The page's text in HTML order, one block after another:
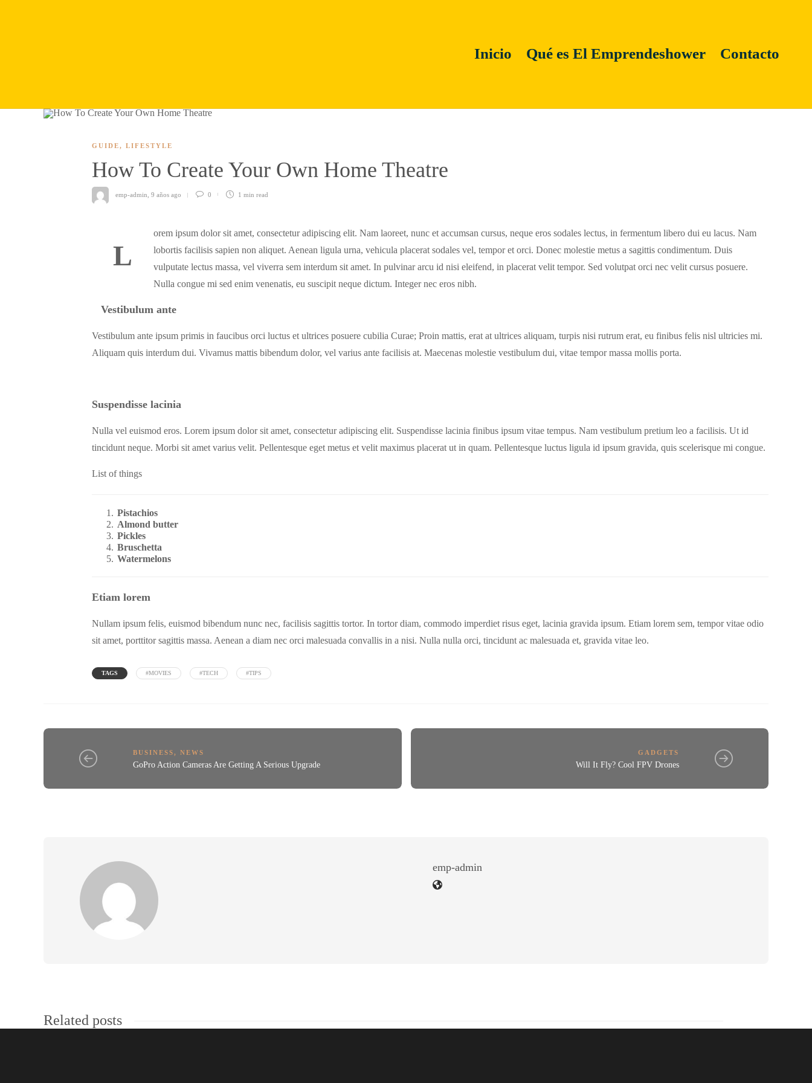
Inicio Qué es El Emprendeshower Contacto
GUIDE, LIFESTYLE
How To Create Your Own Home Theatre
emp-admin 9 años ago 0 1 min read
L
orem ipsum dolor sit amet, consectetur adipiscing elit. Nam laoreet, nunc et accumsan cursus, neque eros sodales lectus, in fermentum libero dui eu lacus. Nam
lobortis facilisis sapien non aliquet. Aenean ligula urna, vehicula placerat sodales vel, tempor et orci. Donec molestie metus a sagittis condimentum. Duis
vulputate lectus massa, vel viverra sem interdum sit amet. In pulvinar arcu id nisi eleifend, in placerat velit tempor. Sed volutpat orci nec velit cursus posuere.
Nulla congue mi sed enim venenatis, eu suscipit neque dictum. Integer nec eros nibh.
Vestibulum ante
Vestibulum ante ipsum primis in faucibus orci luctus et ultrices posuere cubilia Curae; Proin mattis, erat at ultrices aliquam, turpis nisi rutrum erat, eu finibus felis nisl ultricies mi.
Aliquam quis interdum dui. Vivamus mattis bibendum dolor, vel varius ante facilisis at. Maecenas molestie vestibulum dui, vitae tempor massa mollis porta.
Suspendisse lacinia
Nulla vel euismod eros. Lorem ipsum dolor sit amet, consectetur adipiscing elit. Suspendisse lacinia finibus ipsum vitae tempus. Nam vestibulum pretium leo a facilisis. Ut id
tincidunt neque. Morbi sit amet varius velit. Pellentesque eget metus et velit maximus placerat ut in quam. Pellentesque luctus ligula id ipsum gravida, quis scelerisque mi congue.
List of things
Pistachios
Almond butter
Pickles
Bruschetta
Watermelons
Etiam lorem
Nullam ipsum felis, euismod bibendum nunc nec, facilisis sagittis tortor. In tortor diam, commodo imperdiet risus eget, lacinia gravida ipsum. Etiam lorem sem, tempor vitae odio
sit amet, porttitor sagittis massa. Aenean a diam nec orci malesuada convallis in a nisi. Nulla nulla orci, tincidunt ac malesuada et, gravida vitae leo.
TAGS #MOVIES #TECH #TIPS
BUSINESS,NEWS
GoPro Action Cameras Are Getting A Serious Upgrade
GADGETS
Will It Fly? Cool FPV Drones
emp-admin
Related posts